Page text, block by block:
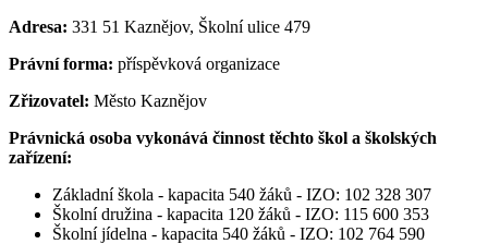
Adresa: 331 51 Kaznějov, Školní ulice 479
Právní forma: příspěvková organizace
Zřizovatel: Město Kaznějov
Právnická osoba vykonává činnost těchto škol a školských
zařízení:
Základní škola - kapacita 540 žáků - IZO: 102 328 307
Školní družina - kapacita 120 žáků - IZO: 115 600 353
Školní jídelna - kapacita 540 žáků - IZO: 102 764 590